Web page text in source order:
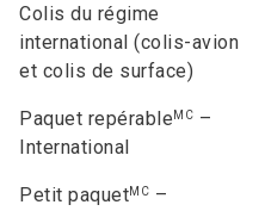
Colis du régime
international (colis-avion
et colis de surface)
Paquet repérable MC –
International
Petit paquetMC –